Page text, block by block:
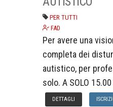
PER TUTTI
FAD
Per avere una
completa dei
autistico, per
solo. A SOLO 15.00
DETTAGLI